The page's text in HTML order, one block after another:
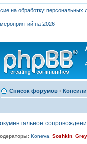
на обработку персональных
на 2026
Список форумов ‹
Koneva Soshkin